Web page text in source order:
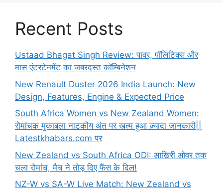
Recent Posts
Ustaad Bhagat Singh Review: पावर, पॉलिटिक्स और
मास एंटरटेनमेंट का जबरदस्त कॉम्बिनेशन
New Renault Duster 2026 India Launch: New
Design, Features, Engine & Expected Price
South Africa Women vs New Zealand Women:
रोमांचक मुकाबला नाटकीय अंत पर खत्म हुआ ज़्यादा जानकारी||
Latestkhabars.com पर
New Zealand vs South Africa ODI: आखिरी ओवर तक
चला रोमांच, मैच ने तोड़ दिए फैंस के दिल!
NZ-W vs SA-W Live Match: New Zealand vs